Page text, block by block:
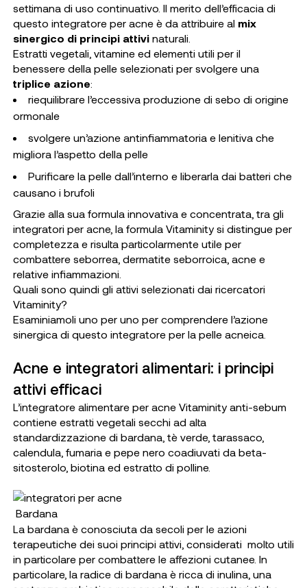
settimana di uso continuativo. Il merito dell’efficacia di
questo integratore per acne è da attribuire al mix
sinergico di principi attivi naturali.
Estratti vegetali, vitamine ed elementi utili per il
benessere della pelle selezionati per svolgere una
triplice azione:
riequilibrare l’eccessiva produzione di sebo di origine
ormonale
svolgere un’azione antinfiammatoria e lenitiva che
migliora l’aspetto della pelle
Purificare la pelle dall’interno e liberarla dai batteri che
causano i brufoli
Grazie alla sua formula innovativa e concentrata, tra gli
integratori per acne, la formula Vitaminity si distingue per
completezza e risulta particolarmente utile per
combattere seborrea, dermatite seborroica, acne e
relative infiammazioni.
Quali sono quindi gli attivi selezionati dai ricercatori
Vitaminity?
Esaminiamoli uno per uno per comprendere l’azione
sinergica di questo integratore per la pelle acneica.
Acne e integratori alimentari: i principi
attivi efficaci
L’integratore alimentare per acne Vitaminity anti-sebum
contiene estratti vegetali secchi ad alta
standardizzazione di bardana, tè verde, tarassaco,
calendula, fumaria e pepe nero coadiuvati da beta-
sitosterolo, biotina ed estratto di polline.
Bardana
La bardana è conosciuta da secoli per le azioni
terapeutiche dei suoi principi attivi, considerati molto utili
in particolare per combattere le affezioni cutanee. In
particolare, la radice di bardana è ricca di inulina, una